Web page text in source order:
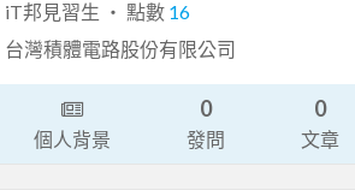
iT邦見習生 ‧ 點數 16
台灣積體電路股份有限公司
個人背景
0
發問
0
文章